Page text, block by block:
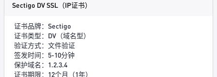
Sectigo DV SSL（IP证书）
证书品牌：Sectigo
证书类型：DV（域名型）
验证方式：文件验证
签发时间：5-10分钟
保护域名：1.2.3.4
证书期限：12个月（1年）